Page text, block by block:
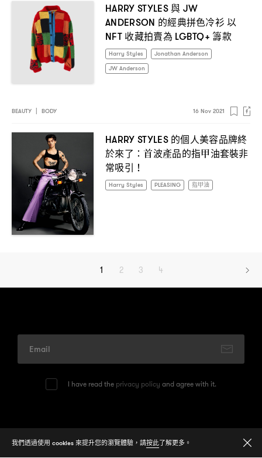
HARRY STYLES與 JW
ANDERSON 的經典拼色冷衫 以
NFT 收藏拍賣為 LGBTQ+籌款
Harry Styles
Jonathan Anderson
JW Anderson
BEAUTY BODY 16 Nov 2021
HARRY STYLES 的個人美容品牌終
於來了 ：首波產品的指甲油套裝非
常吸引 ！
Harry Styles PLEASING 指甲油
1 2 3 4
I have read the privacy policy and agree with it.
我們透過使用 cookies 來提升您的瀏覽體驗，請按此了解更多。